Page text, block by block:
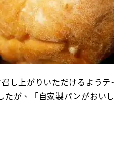
し上がりいただけるようテ
が、「自家製パンがおい